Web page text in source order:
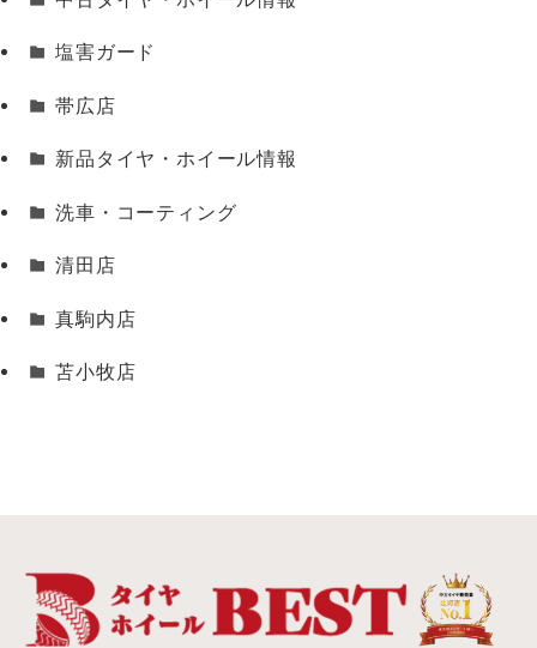
塩害ガード
帯広店
新品タイヤ・ホイール情報
洗車・コーティング
清田店
真駒内店
苫小牧店